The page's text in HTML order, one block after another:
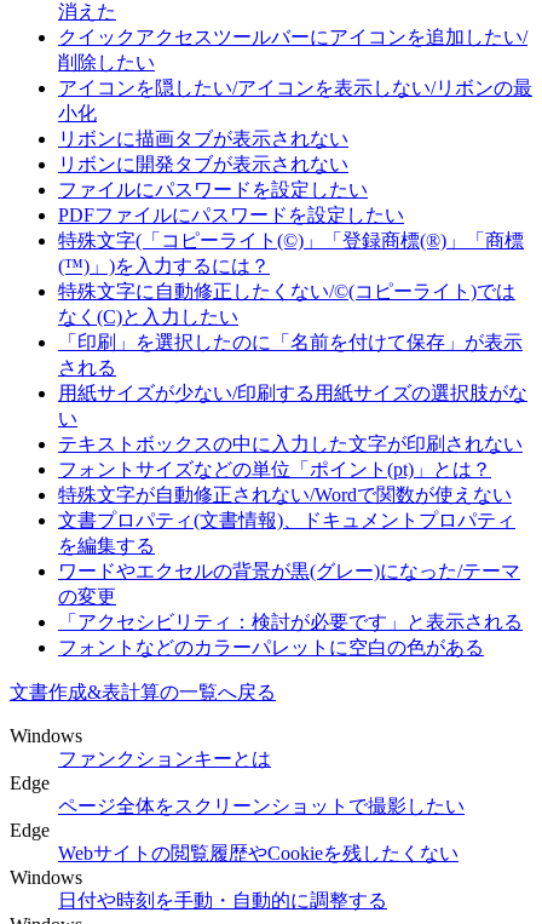
消えた
クイックアクセスツールバーにアイコンを追加したい/
削除したい
アイコンを隠したい/アイコンを表示しない/リボンの最
小化
リボンに描画タブが表示されない
リボンに開発タブが表示されない
ファイルにパスワードを設定したい
PDFファイルにパスワードを設定したい
特殊文字(「コピーライト(©)」「登録商標(®)」「商標
(™)」)を入力するには？
特殊文字に自動修正したくない/©(コピーライト)では
なく(C)と入力したい
「印刷」を選択したのに「名前を付けて保存」が表示
される
用紙サイズが少ない/印刷する用紙サイズの選択肢がな
い
テキストボックスの中に入力した文字が印刷されない
フォントサイズなどの単位「ポイント(pt)」とは？
特殊文字が自動修正されない/Wordで関数が使えない
文書プロパティ(文書情報)、ドキュメントプロパティ
を編集する
ワードやエクセルの背景が黒(グレー)になった/テーマ
の変更
「アクセシビリティ：検討が必要です」と表示される
フォントなどのカラーパレットに空白の色がある
文書作成&表計算の一覧へ戻る
Windows
ファンクションキーとは
Edge
ページ全体をスクリーンショットで撮影したい
Edge
Webサイトの閲覧履歴やCookieを残したくない
Windows
日付や時刻を手動・自動的に調整する